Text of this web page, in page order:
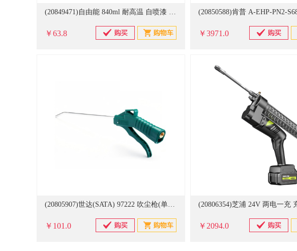
(20849471)自由能 840ml 耐高温 自喷漆 红色(单位：瓶)
￥63.8 ￥3971.0
(20805907)世达(SATA) 97222 吹尘枪(单位：个)
￥101.0 ￥2094.0